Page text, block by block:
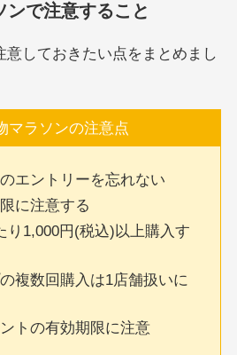
ンで注意すること
意しておきたい点をまとめまし
マラソンの注意点
エントリーを忘れない
に注意する
り1,000円(税込)以上購入す
複数回購入は1店舗扱いに
トの有効期限に注意